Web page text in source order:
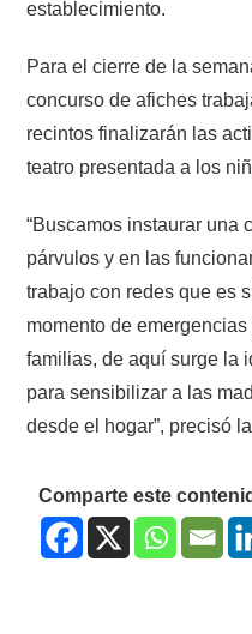
establecimiento.
Para el cierre de la
concurso de afiches
recintos finalizarán las
teatro presentada a los
“Buscamos instaurar una
párvulos y en las
trabajo con redes que es
momento de
familias, de aquí surge la
para sensibilizar a las
desde el hogar”, precisó
Comparte este